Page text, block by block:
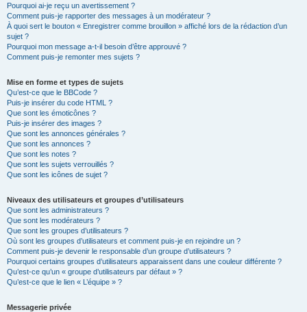
Pourquoi ai-je reçu un avertissement ?
Comment puis-je rapporter des messages à un modérateur ?
À quoi sert le bouton « Enregistrer comme brouillon » affiché lors de la rédaction d’un
sujet ?
Pourquoi mon message a-t-il besoin d’être approuvé ?
Comment puis-je remonter mes sujets ?
Mise en forme et types de sujets
Qu’est-ce que le BBCode ?
Puis-je insérer du code HTML ?
Que sont les émoticônes ?
Puis-je insérer des images ?
Que sont les annonces générales ?
Que sont les annonces ?
Que sont les notes ?
Que sont les sujets verrouillés ?
Que sont les icônes de sujet ?
Niveaux des utilisateurs et groupes d’utilisateurs
Que sont les administrateurs ?
Que sont les modérateurs ?
Que sont les groupes d’utilisateurs ?
Où sont les groupes d’utilisateurs et comment puis-je en rejoindre un ?
Comment puis-je devenir le responsable d’un groupe d’utilisateurs ?
Pourquoi certains groupes d’utilisateurs apparaissent dans une couleur différente ?
Qu’est-ce qu’un « groupe d’utilisateurs par défaut » ?
Qu’est-ce que le lien « L’équipe » ?
Messagerie privée